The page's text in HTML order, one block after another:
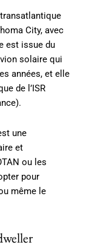
City, avec
est issue du
solaire qui
années, et elle
de l’ISR
une
et
ou les
pour
même le